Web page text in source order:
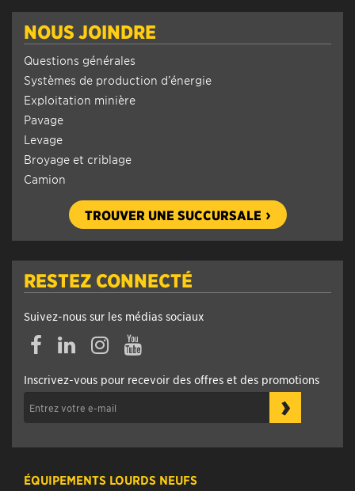
NOUS JOINDRE
Questions générales
Systèmes de production d’énergie
Exploitation minière
Pavage
Levage
Broyage et criblage
Camion
TROUVER UNE SUCCURSALE
RESTEZ CONNECTÉ
Suivez-nous sur les médias sociaux
FacebookLinkedinInstagramYouTube
Inscrivez-vous pour recevoir des offres et des promotions
›
ÉQUIPEMENTS LOURDS NEUFS